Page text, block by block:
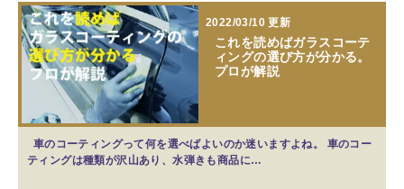
2022/03/10 更新
これを読めばガラスコーテ
ィングの選び方が分かる。
プロが解説
車のコーティングって何を選べばよいのか迷いますよね。 車のコー
ティングは種類が沢山あり、水弾きも商品に…